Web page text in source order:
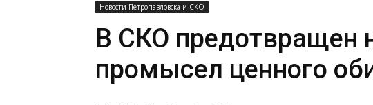
Новости Петропавловска и СКО
В СКО предотвращен
промысел ценного